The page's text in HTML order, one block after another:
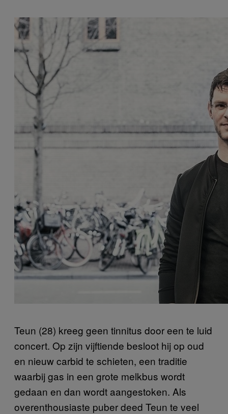
Teun (28) kreeg geen tinnitus door een te luid
concert. Op zijn vijftiende besloot hij op oud
en nieuw carbid te schieten, een traditie
waarbij gas in een grote melkbus wordt
gedaan en dan wordt aangestoken. Als
overenthousiaste puber deed Teun te veel